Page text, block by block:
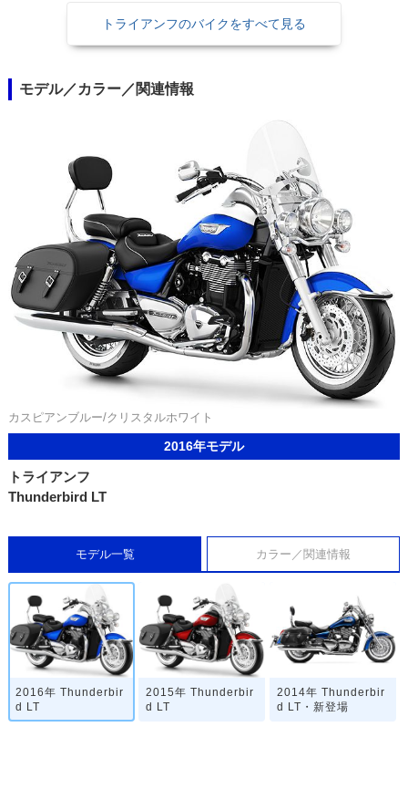
トライアンフのバイクをすべて見る
モデル／カラー／関連情報
カスピアンブルー/クリスタルホワイト
2016年モデル
トライアンフ
Thunderbird LT
モデル一覧 カラー／関連情報
2016年 Thunderbir
d LT
2015年 Thunderbir
d LT
2014年 Thunderbir
d LT・新登場